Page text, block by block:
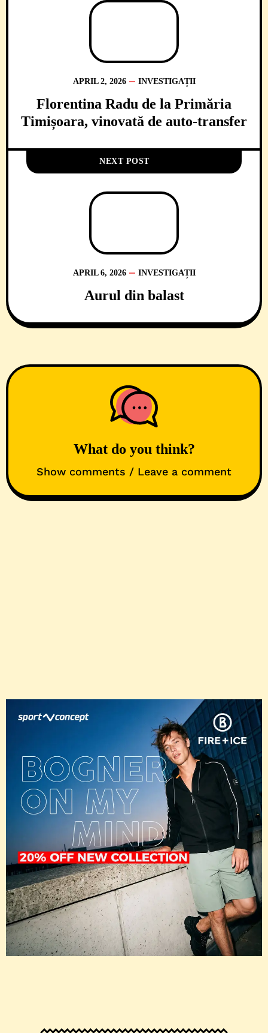
APRIL 2, 2026 INVESTIGAȚII
Florentina Radu de la Primăria
Timișoara, vinovată de auto-transfer
NEXT POST
APRIL 6, 2026 INVESTIGAȚII
Aurul din balast
What do you think?
Show comments / Leave a comment